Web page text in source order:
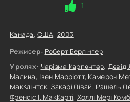
1
Канада,США, 2003
Режисер: Роберт Берлінгер
У ролях: Чарізма Карпентер, Девід
Малина, Івен Марріотт, Камерон
МакКлінток,Закарі Лівай, Рашель
Френсіс І. МакКарті, Холлі Мері